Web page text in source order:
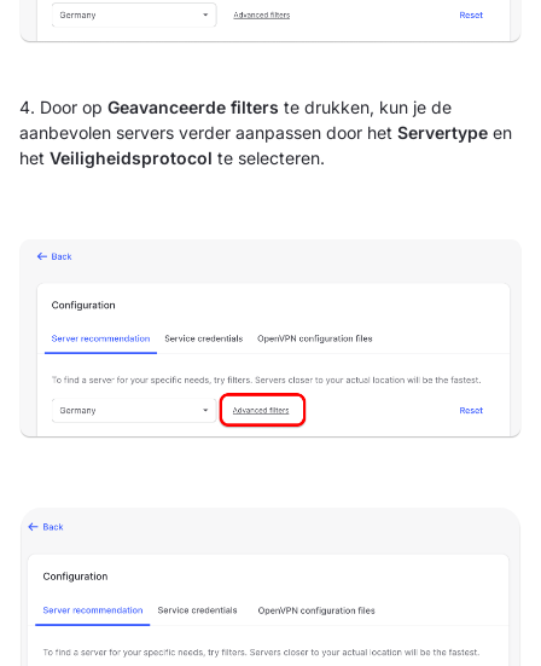
4. Door op Geavanceerde filters te drukken, kun je de
aanbevolen servers verder aanpassen door het Servertype en
het Veiligheidsprotocol te selecteren.